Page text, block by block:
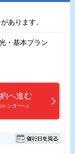
あります。
・基本プラン
へ進む
レンダーへ)